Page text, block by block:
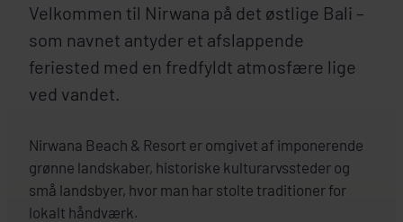
Velkommen til Nirwana på det østlige Bali –
som navnet antyder et afslappende
feriested med en fredfyldt atmosfære lige
ved vandet.
Nirwana Beach & Resort er omgivet af imponerende
grønne landskaber, historiske kulturarvssteder og
små landsbyer, hvor man har stolte traditioner for
lokalt håndværk.